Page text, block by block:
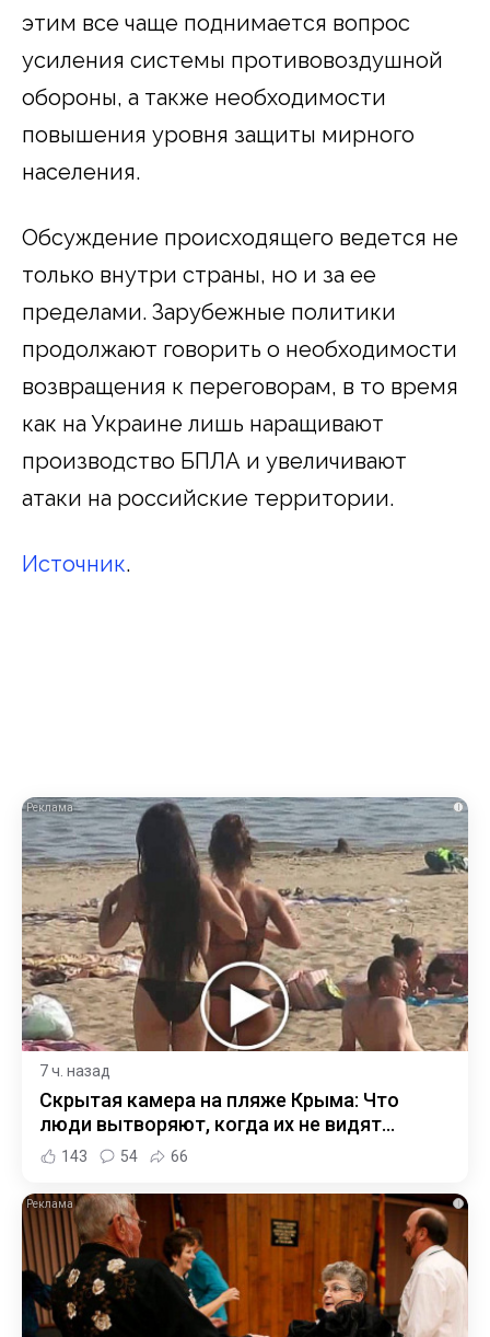
этим все чаще поднимается вопрос
усиления системы противовоздушной
обороны, а также необходимости
повышения уровня защиты мирного
населения.
Обсуждение происходящего ведется не
только внутри страны, но и за ее
пределами. Зарубежные политики
продолжают говорить о необходимости
возвращения к переговорам, в то время
как на Украине лишь наращивают
производство БПЛА и увеличивают
атаки на российские территории.
Источник.
i
7 ч. назад
Скрытая камера на пляже Крыма: Что
люди вытворяют, когда их не видят...
143 54 66
i